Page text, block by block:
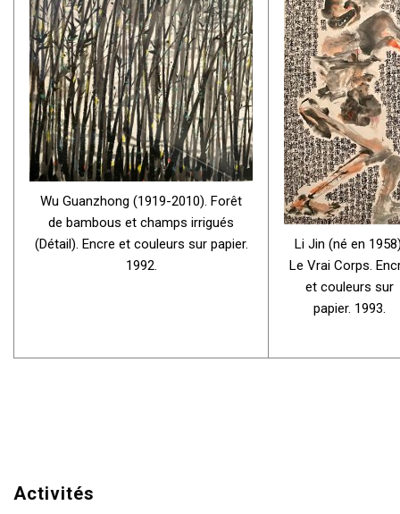
Wu Guanzhong (1919-2010). Forêt
de bambous et champs irrigués
(Détail). Encre et couleurs sur papier.
1992.
Li Jin (né en
Le Vrai Corps.
et couleurs sur
papier. 1993.
Activités